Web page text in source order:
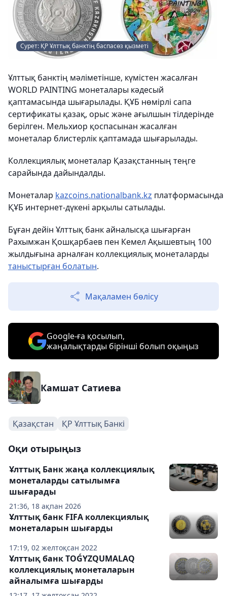
Сурет: ҚР Ұлттық банктің баспасөз қызметі
Ұлттық банктің мәліметінше, күмістен жасалған
WORLD PAINTING монеталары кәдесый
қаптамасында шығарылады. ҚҰБ нөмірлі сапа
сертификаты қазақ, орыс және ағылшын тілдерінде
берілген. Мельхиор қоспасынан жасалған
монеталар блистерлік қаптамада шығарылады.
Коллекциялық монеталар Қазақстанның теңге
сарайында дайындалды.
Монеталар kazcoins.nationalbank.kz платформасында
ҚҰБ интернет-дүкені арқылы сатылады.
Бұған дейін Ұлттық банк айналысқа шығарған
Рахымжан Қошқарбаев пен Кемел Ақышевтың 100
жылдығына арналған коллекциялық монеталарды
таныстырған болатын.
Мақаламен бөлісу
Google-ға қосылып,
жаңалықтарды бірінші болып оқыңыз
Камшат Сатиева
Қазақстан ҚР Ұлттық Банкі
Оқи отырыңыз
21:36, 18 ақпан 2026
Ұлттық Банк жаңа коллекциялық
монеталарды сатылымға
шығарады
17:19, 02 желтоқсан 2022
Ұлттық банк FIFA коллекциялық
монеталарын шығарды
Ұлттық банк TOǴYZQUMALAQ
коллекциялық монеталарын
айналымға шығарды